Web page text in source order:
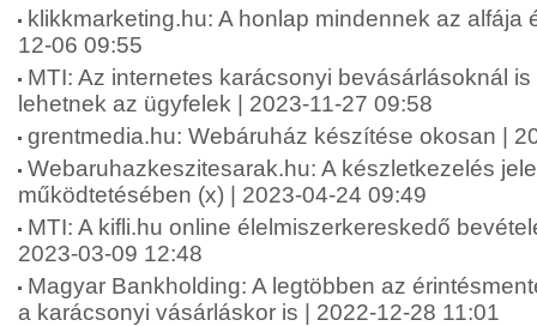
klikkmarketing.hu: A honlap mindennek az alfája
12-06 09:55
MTI: Az internetes karácsonyi bevásárlásoknál
lehetnek az ügyfelek | 2023-11-27 09:58
grentmedia.hu: Webáruház készítése okosan |
Webaruhazkeszitesarak.hu: A készletkezelés
működtetésében (x) | 2023-04-24 09:49
MTI: A kifli.hu online élelmiszerkereskedő
2023-03-09 12:48
Magyar Bankholding: A legtöbben az
a karácsonyi vásárláskor is | 2022-12-28 11:01